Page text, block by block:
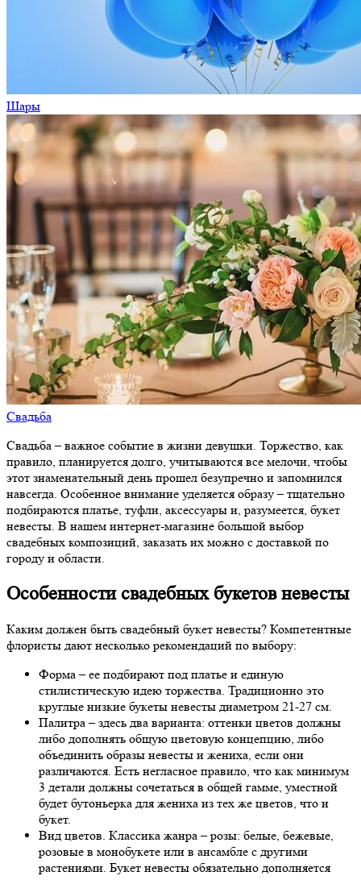
Шары
Свадьба
Свадьба – важное событие в жизни девушки. Торжество, как
правило, планируется долго, учитываются все мелочи, чтобы
этот знаменательный день прошел безупречно и запомнился
навсегда. Особенное внимание уделяется образу – тщательно
подбираются платье, туфли, аксессуары и, разумеется, букет
невесты. В нашем интернет-магазине большой выбор
свадебных композиций, заказать их можно с доставкой по
городу и области.
Особенности свадебных букетов невесты
Каким должен быть свадебный букет невесты? Компетентные
флористы дают несколько рекомендаций по выбору:
Форма – ее подбирают под платье и единую
стилистическую идею торжества. Традиционно это
круглые низкие букеты невесты диаметром 21-27 см.
Палитра – здесь два варианта: оттенки цветов должны
либо дополнять общую цветовую концепцию, либо
объединить образы невесты и жениха, если они
различаются. Есть негласное правило, что как минимум
3 детали должны сочетаться в общей гамме, уместной
будет бутоньерка для жениха из тех же цветов, что и
букет.
Вид цветов. Классика жанра – розы: белые, бежевые,
розовые в монобукете или в ансамбле с другими
растениями. Букет невесты обязательно дополняется